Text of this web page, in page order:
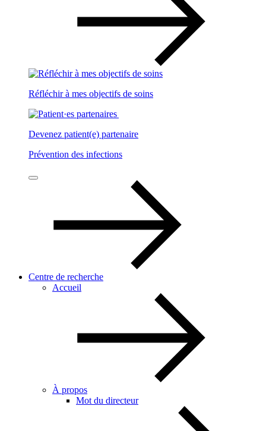
Réfléchir à mes objectifs de soins
Devenez patient(e) partenaire
Prévention des infections
Centre de recherche
Accueil
À propos
Mot du directeur